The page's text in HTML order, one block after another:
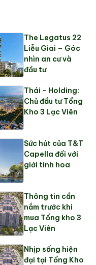
The Legatus 22
Liễu Giai – Góc
nhìn an cư và
đầu tư
Thái - Holding:
Chủ đầu tư Tổng
Kho 3 Lạc Viên
Sức hút của T&T
Capella đối với
giới tinh hoa
Thông tin cần
nắm trước khi
mua Tổng kho 3
Lạc Viên
Nhịp sống hiện
đại tại Tổng Kho